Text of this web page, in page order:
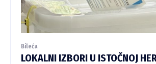
Bileća
LOKALNI IZBORI U ISTOČNOJ